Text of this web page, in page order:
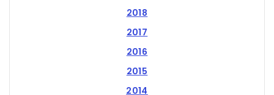
2014
2015
2016
2017
2018